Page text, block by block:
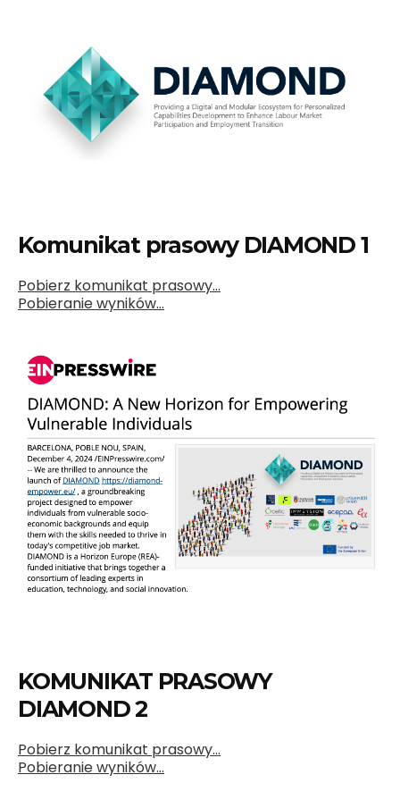
Komunikat prasowy DIAMOND 1
Pobierz komunikat prasowy…
Pobieranie wyników…
KOMUNIKAT PRASOWY
DIAMOND 2
Pobierz komunikat prasowy…
Pobieranie wyników…